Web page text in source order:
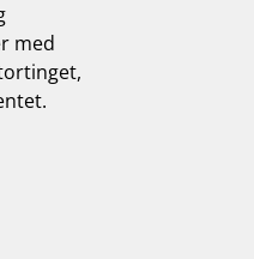
med